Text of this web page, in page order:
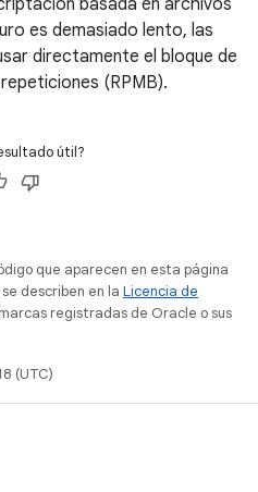
basada en archivos
es demasiado lento, las
directamente el bloque de
(RPMB).
útil?
que aparecen en esta página
describen en la Licencia de
registradas de Oracle o sus
(UTC)